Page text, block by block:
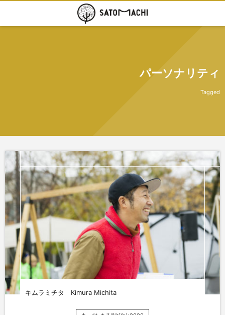
パーソナリティ
Tagged
キムラミチタ Kimura Michita